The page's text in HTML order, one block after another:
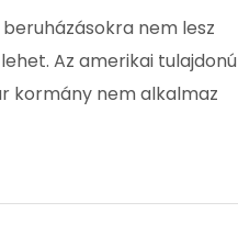
nem lesz
Az amerikai tulajdonú
kormány nem alkalmaz